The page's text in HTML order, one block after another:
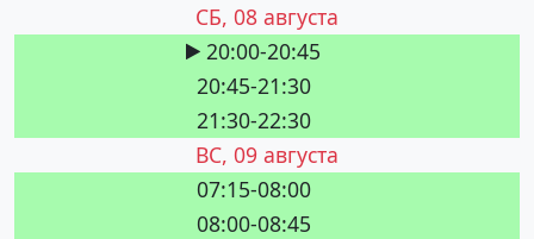
СБ, 08 августа
20:00-20:45
20:45-21:30
21:30-22:30
ВС, 09 августа
07:15-08:00
08:00-08:45